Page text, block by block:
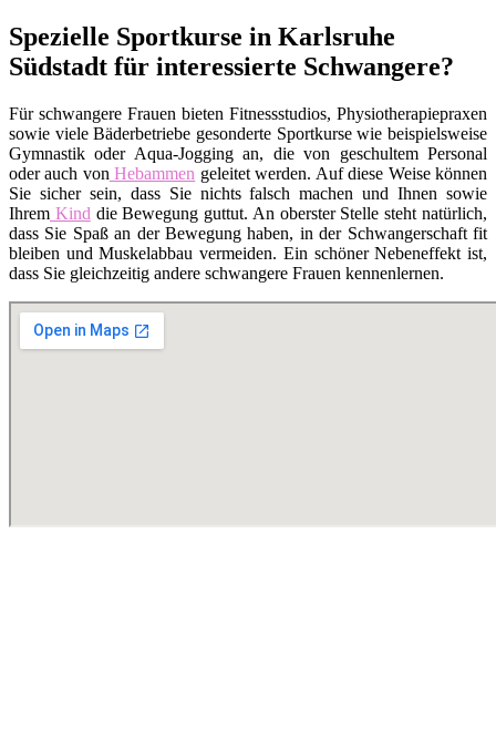
Spezielle Sportkurse in Karlsruhe
Südstadt für interessierte Schwangere?
Für schwangere Frauen bieten Fitnessstudios, Physiotherapiepraxen
sowie viele Bäderbetriebe gesonderte Sportkurse wie beispielsweise
Gymnastik oder Aqua-Jogging an, die von geschultem Personal
oder auch von Hebammen geleitet werden. Auf diese Weise können
Sie sicher sein, dass Sie nichts falsch machen und Ihnen sowie
Ihrem Kind die Bewegung guttut. An oberster Stelle steht natürlich,
dass Sie Spaß an der Bewegung haben, in der Schwangerschaft fit
bleiben und Muskelabbau vermeiden. Ein schöner Nebeneffekt ist,
dass Sie gleichzeitig andere schwangere Frauen kennenlernen.